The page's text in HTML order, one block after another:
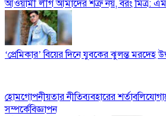
আওয়ামী লীগ আমাদের শত্রু নয়, বরং মিত্র:
‘প্রেমিকার’ বিয়ের দিনে যুবকের ঝুলন্ত মরদেহ
হোমগোপনীয়তার নীতিব্যবহারের শর্তাবলি
সম্পর্কেবিজ্ঞাপন